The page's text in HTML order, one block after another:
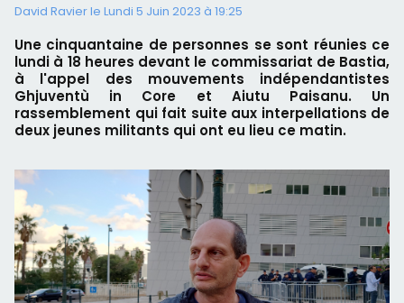
David Ravier le Lundi 5 Juin 2023 à 19:25
Une cinquantaine de personnes se sont réunies ce
lundi à 18 heures devant le commissariat de Bastia,
à l'appel des mouvements indépendantistes
Ghjuventù in Core et Aiutu Paisanu. Un
rassemblement qui fait suite aux interpellations de
deux jeunes militants qui ont eu lieu ce matin.